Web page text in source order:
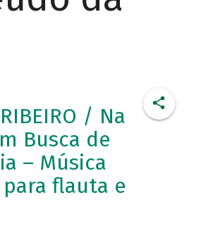
/ Na
Busca de
– Música
flauta e